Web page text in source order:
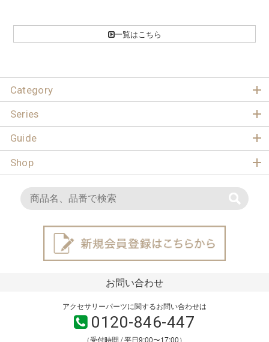
一覧はこちら
Category
Series
Guide
Shop
お問い合わせ
アクセサリーパーツに関するお問い合わせは
0120-846-447
（受付時間 / 平日9:00〜17:00）